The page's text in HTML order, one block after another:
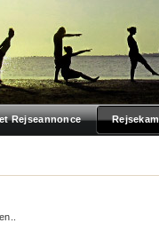
Rejseannonce